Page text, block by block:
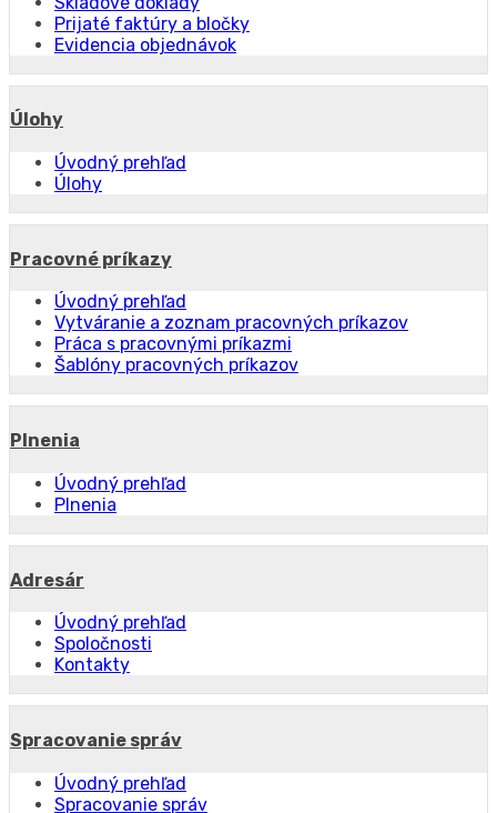
Prijaté faktúry a bločky
Evidencia objednávok
Úlohy
Úvodný prehľad
Úlohy
Pracovné príkazy
Úvodný prehľad
Vytváranie a zoznam pracovných príkazov
Práca s pracovnými príkazmi
Šablóny pracovných príkazov
Plnenia
Úvodný prehľad
Plnenia
Adresár
Úvodný prehľad
Spoločnosti
Kontakty
Spracovanie správ
Úvodný prehľad
Spracovanie správ